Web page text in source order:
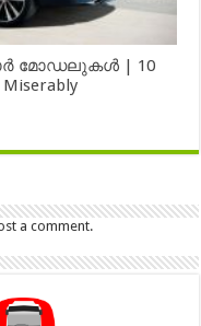
മോഡലുകൾ | 10
Miserably
a comment.